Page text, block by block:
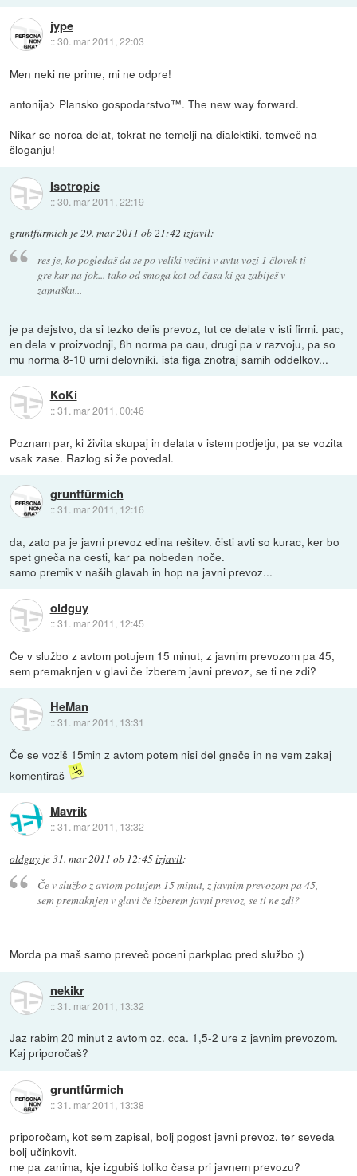
jype
::30. mar 2011, 22:03
Men neki ne prime, mi ne odpre!
antonija> Plansko gospodarstvo™. The new way forward.
Nikar se norca delat, tokrat ne temelji na dialektiki, temveč na
šloganju!
Isotropic
::30. mar 2011, 22:19
gruntfürmich je29. mar 2011 ob 21:42 izjavil:
res je, ko pogledaš da se po veliki večini v avtu vozi 1 človek ti
gre kar na jok... tako od smoga kot od časa ki ga zabiješ v
zamašku...
je pa dejstvo, da si tezko delis prevoz, tut ce delate v isti firmi. pac,
en dela v proizvodnji, 8h norma pa cau, drugi pa v razvoju, pa so
mu norma 8-10 urni delovniki. ista figa znotraj samih oddelkov...
KoKi
::31. mar 2011, 00:46
Poznam par, ki živita skupaj in delata v istem podjetju, pa se vozita
vsak zase. Razlog si že povedal.
gruntfürmich
::31. mar 2011, 12:16
da, zato pa je javni prevoz edina rešitev. čisti avti so kurac, ker bo
spet gneča na cesti, kar pa nobeden noče.
samo premik v naših glavah in hop na javni prevoz...
oldguy
::31. mar 2011, 12:45
Če v službo z avtom potujem 15 minut, z javnim prevozom pa 45,
sem premaknjen v glavi če izberem javni prevoz, se ti ne zdi?
HeMan
::31. mar 2011, 13:31
Če se voziš 15min z avtom potem nisi del gneče in ne vem zakaj
komentiraš
Mavrik
::31. mar 2011, 13:32
oldguy je31. mar 2011 ob 12:45izjavil:
Če v službo z avtom potujem 15 minut, z javnim prevozom pa 45,
sem premaknjen v glavi če izberem javni prevoz, se ti ne zdi?
Morda pa maš samo preveč poceni parkplac pred službo ;)
nekikr
::31. mar 2011, 13:32
Jaz rabim 20 minut z avtom oz. cca. 1,5-2 ure z javnim prevozom.
Kaj priporočaš?
gruntfürmich
::31. mar 2011, 13:38
priporočam, kot sem zapisal, bolj pogost javni prevoz. ter seveda
bolj učinkovit.
me pa zanima, kje izgubiš toliko časa pri javnem prevozu?